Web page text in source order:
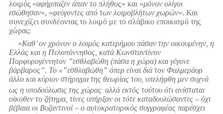
λοιμός «αφήρπαζεν άπαν το πλήθος» και «μόνον ολίγοι
εσώθησαν», «φεύγοντες από των λοιμοβλήτων χωρών». Και
συνεχίζει συνδέοντας το λοιμό με το σλάβικο εποικισμό της
χώρας:
«Καθ’ ον χρόνον ο λοιμός κατερήμου πάσαν την οικουμένην, η
Ελλάς και η Πελοπόννησος, κατά Κωνσταντίνον
Πορφυρογέννητον ”εσθλαβώθη (πάσα η χώρα) και γέγονε
βάρβαρος”. Το «”εσθλαβώθη” όπερ είναι διά τον Φαλμεράυρ
άλλο και κύριον στήριγμα της θεωρίας του, υπελήφθη μεν συχνά
ως η υποδούλωσις της χώρας. αλλά εκτός τούτου ότι ανίσταται
οίκοθεν το ζήτημα, τίνες υπήρξαν οι τότε καταδουλώσαντες – όχι
βέβαια οι Βυζαντινοί – ο αυτοκρατορικός συγγραφέας παρέσχει